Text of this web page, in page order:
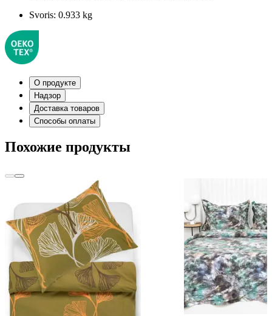
Svoris: 0.933 kg
О продукте
Надзор
Доставка товаров
Способы оплаты
Похожие продукты